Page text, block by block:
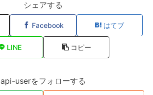
シェアする
Facebook はてブ
LINE コピー
api-userをフォローする